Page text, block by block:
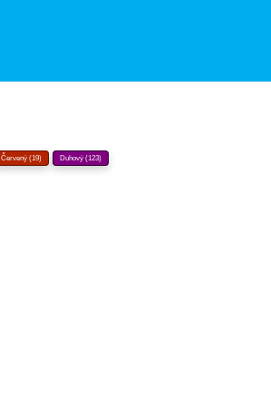
Červený (19) Duhový (123)